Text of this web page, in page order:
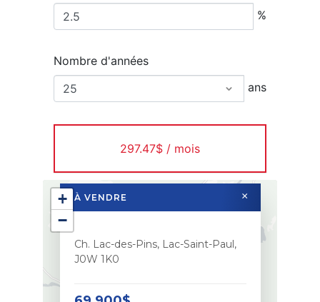
%
Nombre d'années
ans
297.47$ / mois
À VENDRE
Ch. Lac-des-Pins, Lac-Saint-Paul,
J0W 1K0
×
+
−